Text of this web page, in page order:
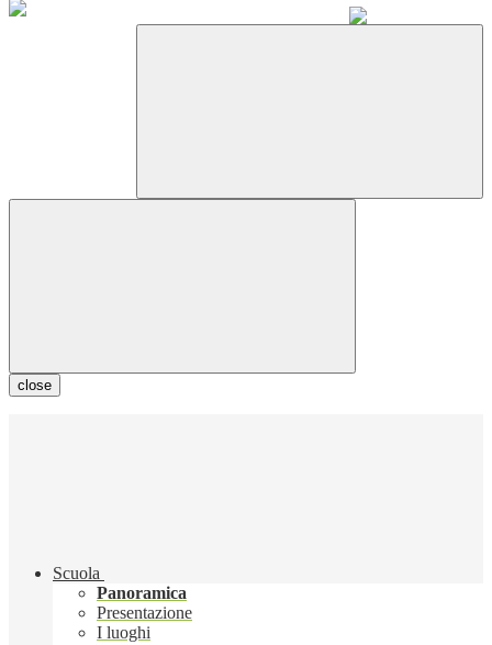
close
Scuola
Panoramica
Presentazione
I luoghi